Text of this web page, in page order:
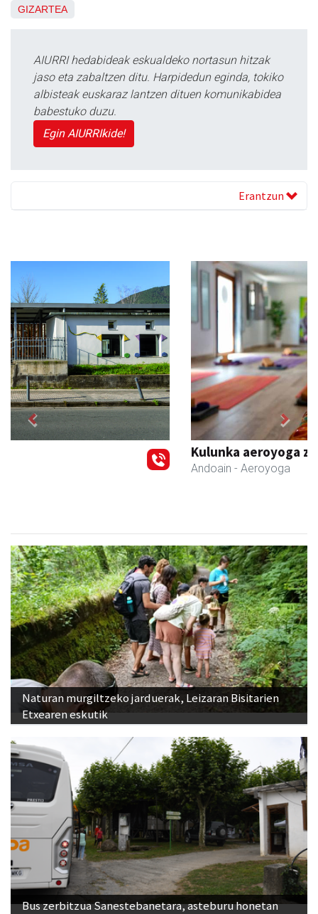
GIZARTEA
AIURRI hedabideak eskualdeko nortasun hitzak
jaso eta zabaltzen ditu. Harpidedun eginda, tokiko
albisteak euskaraz lantzen dituen komunikabidea
babestuko duzu.
Egin AIURRIkide!
Erantzun
Kulunka aeroyoga zentroa
Previous Next
Naturan murgiltzeko jarduerak, Leizaran Bisitarien
Etxearen eskutik
Bus zerbitzua Sanestebanetara, asteburu honetan